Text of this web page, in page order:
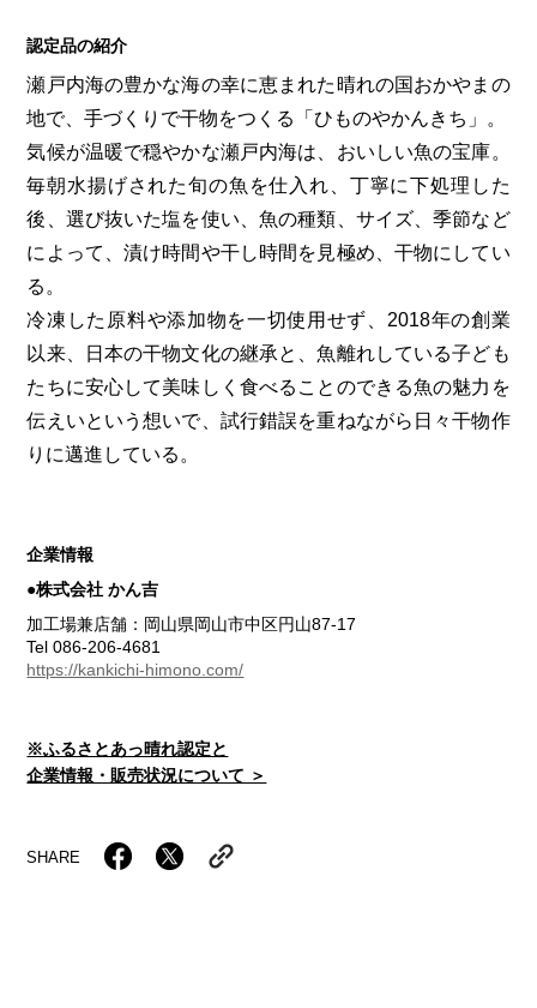
第2回 真庭市/新庄村
ふるさとあっ晴れ認定とは デジタルカタログ
認定品の紹介
瀬戸内海の豊かな海の幸に恵まれた晴れの国おかやまの
地で、手づくりで干物をつくる「ひものやかんきち」。
気候が温暖で穏やかな瀬戸内海は、おいしい魚の宝庫。
毎朝水揚げされた旬の魚を仕入れ、丁寧に下処理した
後、選び抜いた塩を使い、魚の種類、サイズ、季節など
によって、漬け時間や干し時間を見極め、干物にしてい
る。
冷凍した原料や添加物を一切使用せず、2018年の創業
以来、日本の干物文化の継承と、魚離れしている子ども
たちに安心して美味しく食べることのできる魚の魅力を
伝えいという想いで、試行錯誤を重ねながら日々干物作
りに邁進している。
企業情報
●株式会社 かん吉
加工場兼店舗：岡山県岡山市中区円山87-17
Tel 086-206-4681
https://kankichi-himono.com/
※ふるさとあっ晴れ認定と
企業情報・販売状況について ＞
SHARE